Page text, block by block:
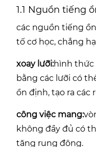
1.1 Nguồn tiếng
các nguồn tiếng
tố cơ học, chẳng
xoay lưỡi:hình thức
bằng các lưỡi có
ổn định, tạo ra các
công việc mang:
không đầy đủ có
tăng rung động.